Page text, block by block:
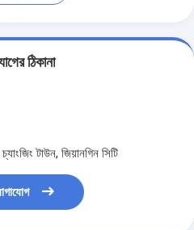
ঠিকানা
টাউন, জিয়ানগিন সিটি